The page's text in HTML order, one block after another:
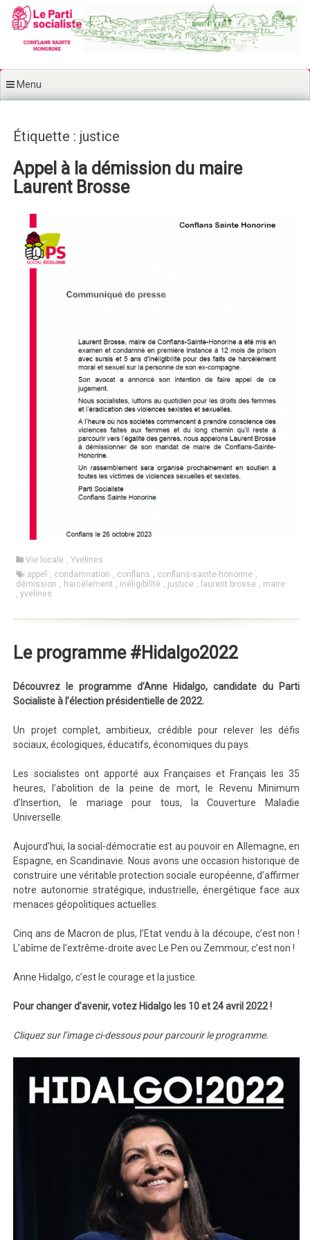
Aller au contenu principal
Menu
Étiquette : justice
Appel à la démission du maire
Laurent Brosse
Vie locale ,Yvelines
appel , condamnation , conflans , conflans-sainte-honorine ,
démission , harcèlement , inéligibilité , justice , laurent brosse , maire
,yvelines
Le programme #Hidalgo2022
Découvrez le programme d’Anne Hidalgo, candidate du Parti
Socialiste à l’élection présidentielle de 2022.
Un projet complet, ambitieux, crédible pour relever les défis
sociaux, écologiques, éducatifs, économiques du pays.
Les socialistes ont apporté aux Françaises et Français les 35
heures, l’abolition de la peine de mort, le Revenu Minimum
d’Insertion, le mariage pour tous, la Couverture Maladie
Universelle.
Aujourd’hui, la social-démocratie est au pouvoir en Allemagne, en
Espagne, en Scandinavie. Nous avons une occasion historique de
construire une véritable protection sociale européenne, d’affirmer
notre autonomie stratégique, industrielle, énergétique face aux
menaces géopolitiques actuelles.
Cinq ans de Macron de plus, l’Etat vendu à la découpe, c’est non !
L’abîme de l’extrême-droite avec Le Pen ou Zemmour, c’est non !
Anne Hidalgo, c’est le courage et la justice.
Pour changer d’avenir, votez Hidalgo les 10 et 24 avril 2022 !
Cliquez sur l’image ci-dessous pour parcourir le programme.